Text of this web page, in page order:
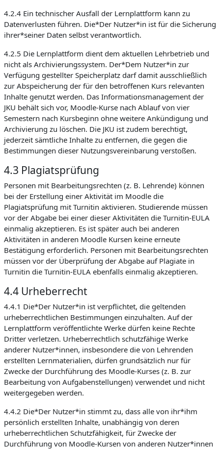
4.2.4 Ein technischer Ausfall der Lernplattform kann zu
Datenverlusten führen. Die*Der Nutzer*in ist für die Sicherung
ihrer*seiner Daten selbst verantwortlich.
4.2.5 Die Lernplattform dient dem aktuellen Lehrbetrieb und
nicht als Archivierungssystem. Der*Dem Nutzer*in zur
Verfügung gestellter Speicherplatz darf damit ausschließlich
zur Abspeicherung der für den betroffenen Kurs relevanten
Inhalte genutzt werden. Das Informationsmanagement der
JKU behält sich vor, Moodle-Kurse nach Ablauf von vier
Semestern nach Kursbeginn ohne weitere Ankündigung und
Archivierung zu löschen. Die JKU ist zudem berechtigt,
jederzeit sämtliche Inhalte zu entfernen, die gegen die
Bestimmungen dieser Nutzungsvereinbarung verstoßen.
4.3 Plagiatsprüfung
Personen mit Bearbeitungsrechten (z. B. Lehrende) können
bei der Erstellung einer Aktivität im Moodle die
Plagiatsprüfung mit Turnitin aktivieren. Studierende müssen
vor der Abgabe bei einer dieser Aktivitäten die Turnitin-EULA
einmalig akzeptieren. Es ist später auch bei anderen
Aktivitäten in anderen Moodle Kursen keine erneute
Bestätigung erforderlich. Personen mit Bearbeitungsrechten
müssen vor der Überprüfung der Abgabe auf Plagiate in
Turnitin die Turnitin-EULA ebenfalls einmalig akzeptieren.
4.4 Urheberrecht
4.4.1 Die*Der Nutzer*in ist verpflichtet, die geltenden
urheberrechtlichen Bestimmungen einzuhalten. Auf der
Lernplattform veröffentlichte Werke dürfen keine Rechte
Dritter verletzen. Urheberrechtlich schutzfähige Werke
anderer Nutzer*innen, insbesondere die von Lehrenden
erstellten Lernmaterialien, dürfen grundsätzlich nur für
Zwecke der Durchführung des Moodle-Kurses (z. B. zur
Bearbeitung von Aufgabenstellungen) verwendet und nicht
weitergegeben werden.
4.4.2 Die*Der Nutzer*in stimmt zu, dass alle von ihr*ihm
persönlich erstellten Inhalte, unabhängig von deren
urheberrechtlichen Schutzfähigkeit, für Zwecke der
Durchführung von Moodle-Kursen von anderen Nutzer*innen